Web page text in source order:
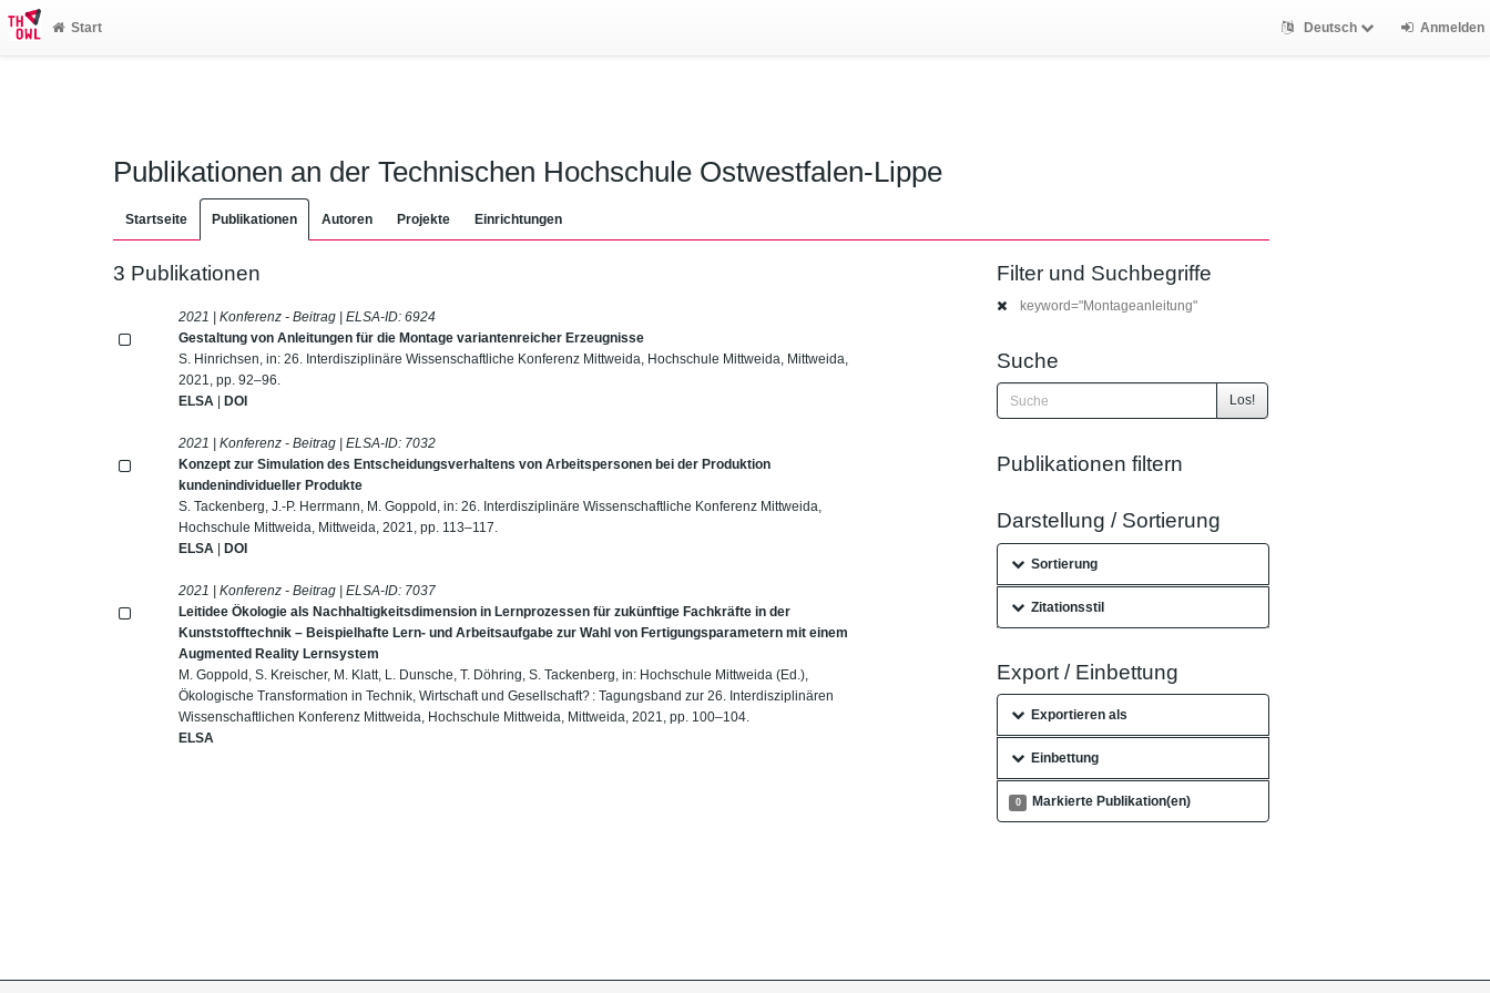
Start Deutsch Anmelden
Publikationen an der Technischen Hochschule Ostwestfalen-Lippe
Startseite Publikationen Autoren Projekte Einrichtungen
3 Publikationen
2021 | Konferenz - Beitrag | ELSA-ID:6924
Gestaltung von Anleitungen für die Montage variantenreicher Erzeugnisse
S. Hinrichsen, in: 26. Interdisziplinäre Wissenschaftliche Konferenz Mittweida, Hochschule Mittweida, Mittweida,
2021, pp. 92–96.
ELSA |DOI
2021 | Konferenz - Beitrag | ELSA-ID: 7032
Konzept zur Simulation des Entscheidungsverhaltens von Arbeitspersonen bei der Produktion
kundenindividueller Produkte
S. Tackenberg, J.-P. Herrmann, M. Goppold, in: 26. Interdisziplinäre Wissenschaftliche Konferenz Mittweida,
Hochschule Mittweida, Mittweida, 2021, pp. 113–117.
ELSA |DOI
2021 | Konferenz - Beitrag | ELSA-ID: 7037
Leitidee Ökologie als Nachhaltigkeitsdimension in Lernprozessen für zukünftige Fachkräfte in der
Kunststofftechnik – Beispielhafte Lern- und Arbeitsaufgabe zur Wahl von Fertigungsparametern mit einem
Augmented Reality Lernsystem
M. Goppold, S. Kreischer, M. Klatt, L. Dunsche, T. Döhring, S. Tackenberg, in: Hochschule Mittweida (Ed.),
Ökologische Transformation in Technik, Wirtschaft und Gesellschaft? : Tagungsband zur 26. Interdisziplinären
Wissenschaftlichen Konferenz Mittweida, Hochschule Mittweida, Mittweida, 2021, pp. 100–104.
ELSA
Filter und Suchbegriffe
keyword="Montageanleitung"
Suche
Los!
Publikationen filtern
Darstellung / Sortierung
Sortierung
Zitationsstil
Export / Einbettung
Exportieren als
Einbettung
0 Markierte Publikation(en)